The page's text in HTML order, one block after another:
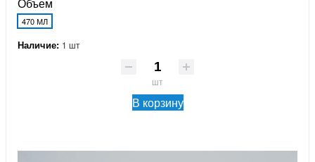
470 МЛ
Наличие: 1 шт
шт
В корзину